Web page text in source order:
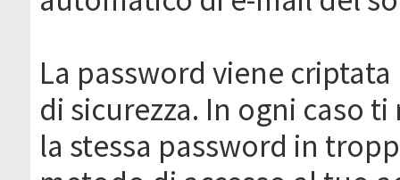
La password viene
di sicurezza. In ogni caso
la stessa password in